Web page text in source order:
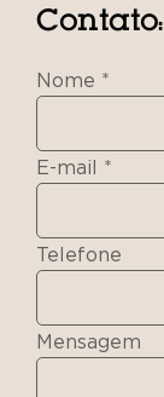
Contato:
Nome
E-mail
Telefone
Mensagem